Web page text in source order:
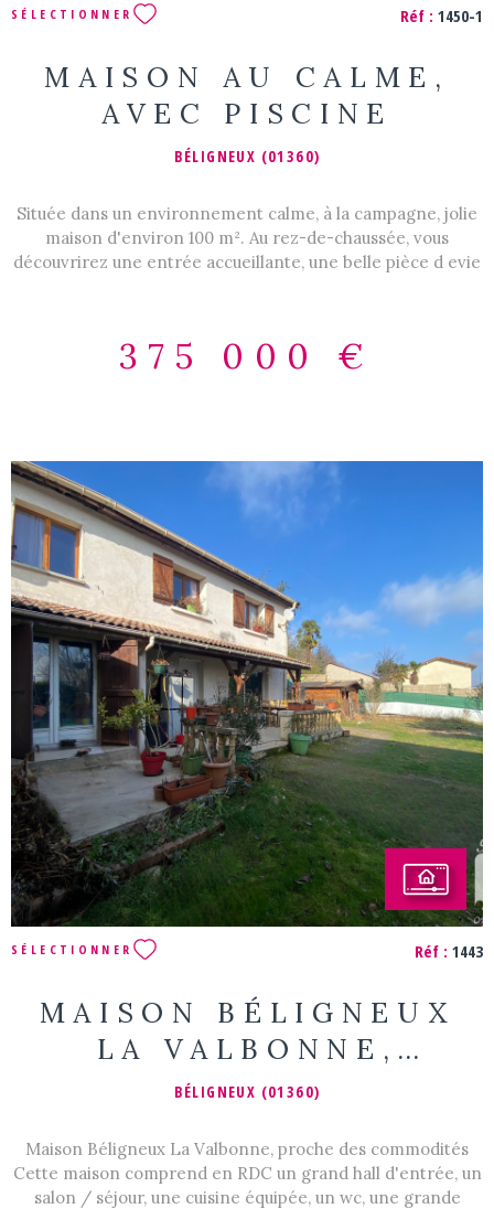
SÉLECTIONNER Réf : 1450-1
MAISON AU CALME,
AVEC PISCINE
BÉLIGNEUX (01360)
Située dans un environnement calme, à la campagne, jolie
maison d'environ 100 m². Au rez-de-chaussée, vous
découvrirez une entrée accueillante, une belle pièce d evie
chambres toutes aménagées de grands placards/dressing,
photovoltaïques, climatisation, système d'arrosage enterré.
Côté extérieur, vous profiterez d'une belle parcelle
entièrement close avec terrasse et piscine. Les
informations sur les risques auxquels ce bien est exposé
sont disponibles sur le site Géorisques :
www.georisques.gouv.fr Agence BEL'IMMO - 84 Route de
Genève 01360 BÉLIGNEUX - 04 72 25 91 18
375 000 €
VOIR LE BIEN
SÉLECTIONNER Réf : 1443
MAISON BÉLIGNEUX
LA VALBONNE,
PROCHE COMMODITÉS
BÉLIGNEUX (01360)
Maison Béligneux La Valbonne, proche des commodités
Cette maison comprend en RDC un grand hall d'entrée, un
salon / séjour, une cuisine équipée, un wc, une grande